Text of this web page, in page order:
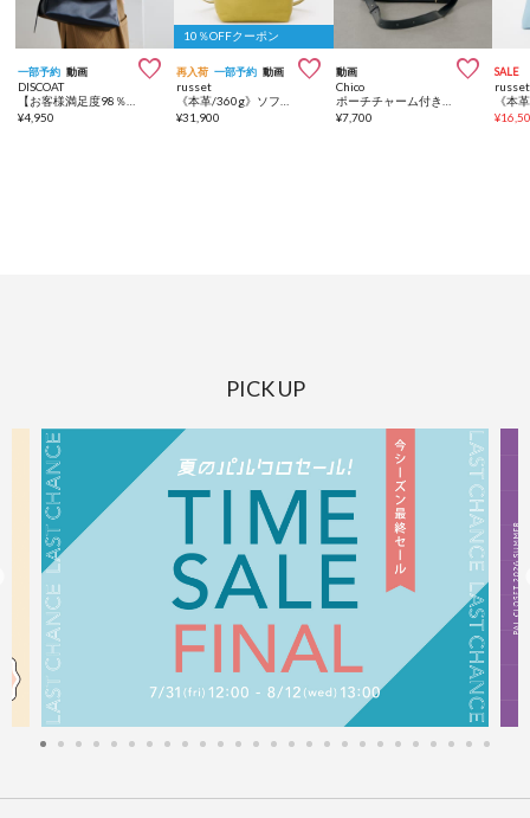
一部予約 動画 
DISCOAT
¥4,950
10％OFFクーポン
再入荷 一部予約 動画 
russet
¥31,900
動画 
Chico
¥7,700
SALE
russet
¥
PICK UP